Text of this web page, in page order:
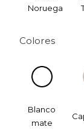
Noruega
Colores
Blanco
mate